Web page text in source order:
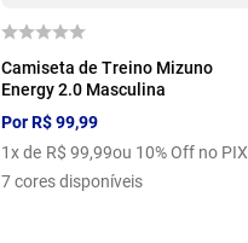
P
Camiseta de Treino Mizuno
Energy 2.0 Masculina
PorR$ 99,99
1x de R$ 99,99ou 10% Off no PIX
7 cores disponíveis